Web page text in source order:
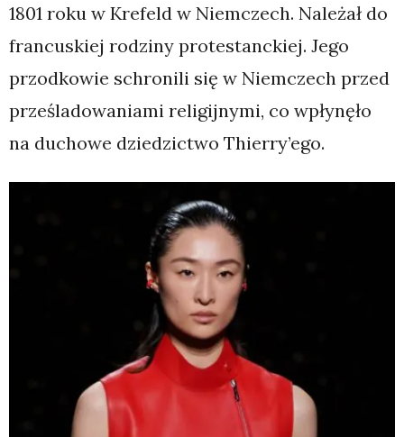
1801 roku w Krefeld w Niemczech. Należał do
francuskiej rodziny protestanckiej. Jego
przodkowie schronili się w Niemczech przed
prześladowaniami religijnymi, co wpłynęło
na duchowe dziedzictwo Thierry’ego.